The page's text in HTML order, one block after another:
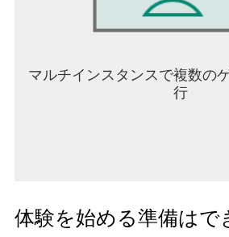
マルチインスタンスで複数の
行
体験を始める準備はで